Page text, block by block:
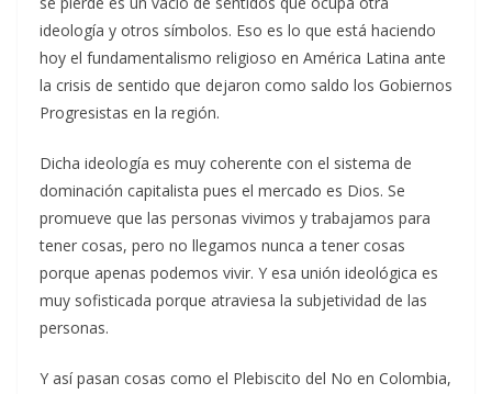
ideología y otros símbolos. Eso es lo que está haciendo
hoy el fundamentalismo religioso en América Latina ante
la crisis de sentido que dejaron como saldo los Gobiernos
Progresistas en la región.
Dicha ideología es muy coherente con el sistema de
dominación capitalista pues el mercado es Dios. Se
promueve que las personas vivimos y trabajamos para
tener cosas, pero no llegamos nunca a tener cosas
porque apenas podemos vivir. Y esa unión ideológica es
muy sofisticada porque atraviesa la subjetividad de las
personas.
Y así pasan cosas como el Plebiscito del No en Colombia,